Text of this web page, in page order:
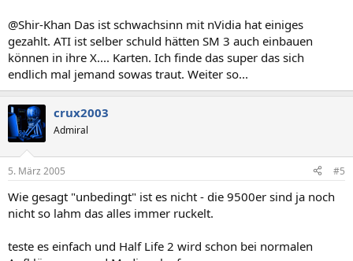
@Shir-Khan Das ist schwachsinn mit nVidia hat einiges
gezahlt. ATI ist selber schuld hätten SM 3 auch einbauen
können in ihre X.... Karten. Ich finde das super das sich
endlich mal jemand sowas traut. Weiter so...
crux2003
Admiral
5. März 2005 #5
Wie gesagt "unbedingt" ist es nicht - die 9500er sind ja noch
nicht so lahm das alles immer ruckelt.
teste es einfach und Half Life 2 wird schon bei normalen